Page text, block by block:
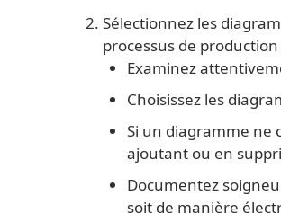
Sélectionnez les
processus de production
Examinez
Choisissez les
Si un diagramme ne
ajoutant ou en
Documentez
soit de manière